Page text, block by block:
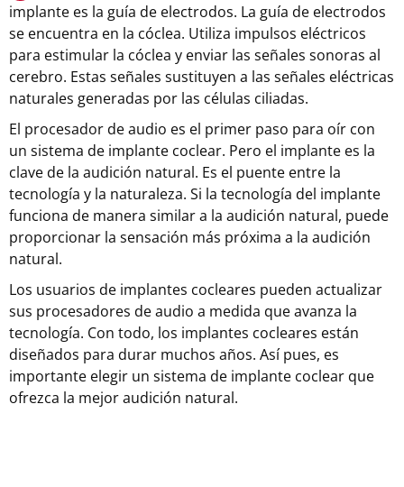
implante es la guía de electrodos. La guía de electrodos
se encuentra en la cóclea. Utiliza impulsos eléctricos
para estimular la cóclea y enviar las señales sonoras al
cerebro. Estas señales sustituyen a las señales eléctricas
naturales generadas por las células ciliadas.
El procesador de audio es el primer paso para oír con
un sistema de implante coclear. Pero el implante es la
clave de la audición natural. Es el puente entre la
tecnología y la naturaleza. Si la tecnología del implante
funciona de manera similar a la audición natural, puede
proporcionar la sensación más próxima a la audición
natural.
Los usuarios de implantes cocleares pueden actualizar
sus procesadores de audio a medida que avanza la
tecnología. Con todo, los implantes cocleares están
diseñados para durar muchos años. Así pues, es
importante elegir un sistema de implante coclear que
ofrezca la mejor audición natural.